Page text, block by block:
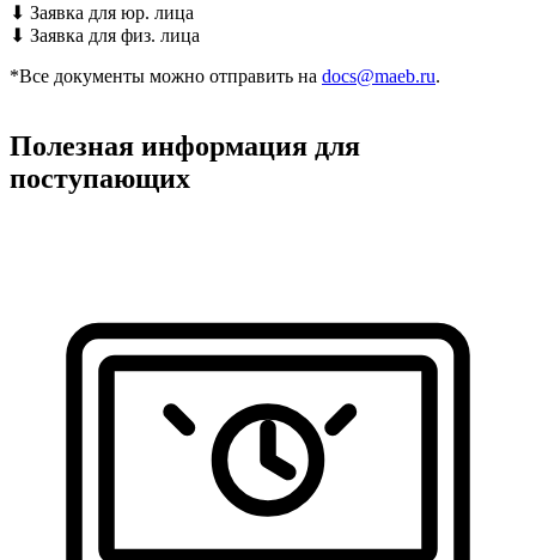
⬇ Заявка для юр. лица
⬇ Заявка для физ. лица
*Все документы можно отправить на docs@maeb.ru.
Полезная информация для
поступающих